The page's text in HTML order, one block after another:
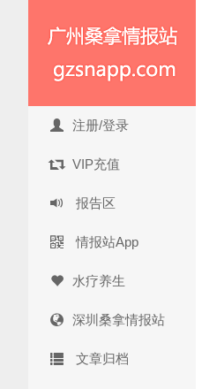
注册/登录
VIP充值
报告区
情报站App
水疗养生
深圳桑拿情报站
文章归档